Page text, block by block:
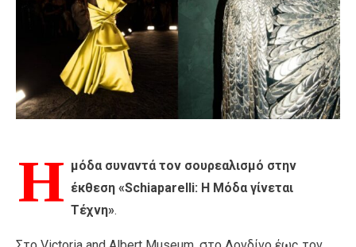
Η μόδα συναντά τον σουρεαλισμό στην
έκθεση «Schiaparelli: Η Μόδα γίνεται
Τέχνη».